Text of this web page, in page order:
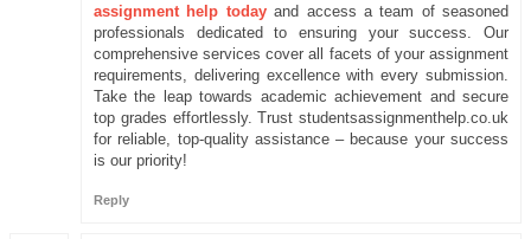
assignment help todayand access a team of seasoned
professionals dedicated to ensuring your success. Our
comprehensive services cover all facets of your assignment
requirements, delivering excellence with every submission.
Take the leap towards academic achievement and secure
top grades effortlessly. Trust studentsassignmenthelp.co.uk
for reliable, top-quality assistance – because your success
is our priority!
Reply